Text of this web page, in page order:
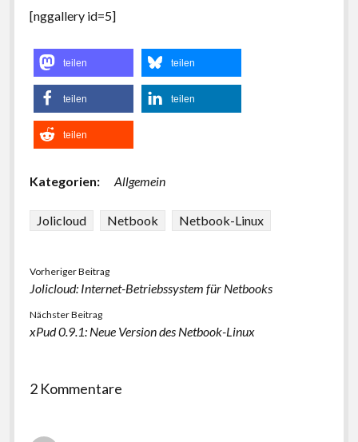
[nggallery id=5]
teilen teilen
teilen teilen
teilen
Kategorien: Allgemein
Jolicloud Netbook Netbook-Linux
Vorheriger Beitrag
Jolicloud: Internet-Betriebssystem für Netbooks
Nächster Beitrag
xPud 0.9.1: Neue Version des Netbook-Linux
2 Kommentare